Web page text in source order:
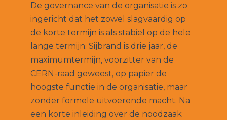
De governance van de organisatie is zo
ingericht dat het zowel slagvaardig op
de korte termijn is als stabiel op de hele
lange termijn. Sijbrand is drie jaar, de
maximumtermijn, voorzitter van de
CERN-raad geweest, op papier de
hoogste functie in de organisatie, maar
zonder formele uitvoerende macht. Na
een korte inleiding over de noodzaak